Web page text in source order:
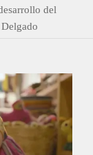
del